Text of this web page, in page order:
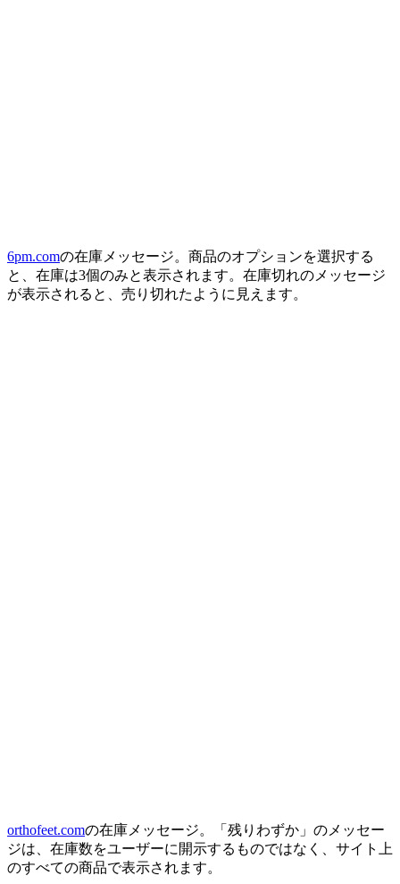
6pm.comの在庫メッセージ。商品のオプションを選択する
と、在庫は3個のみと表示されます。在庫切れのメッセージ
が表示されると、売り切れたように見えます。
orthofeet.comの在庫メッセージ。「残りわずか」のメッセー
ジは、在庫数をユーザーに開示するものではなく、サイト上
のすべての商品で表示されます。